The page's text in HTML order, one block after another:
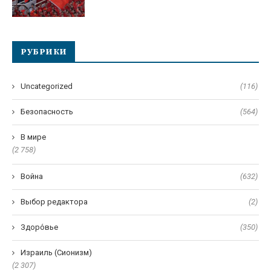
РУБРИКИ
Uncategorized (116)
Безопасность (564)
В мире
(2 758)
Война (632)
Выбор редактора (2)
Здоро́вье (350)
Израиль (Сионизм)
(2 307)